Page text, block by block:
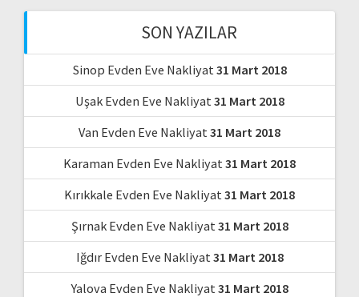
SON YAZILAR
Sinop Evden Eve Nakliyat 31 Mart 2018
Uşak Evden Eve Nakliyat 31 Mart 2018
Van Evden Eve Nakliyat 31 Mart 2018
Karaman Evden Eve Nakliyat 31 Mart 2018
Kırıkkale Evden Eve Nakliyat 31 Mart 2018
Şırnak Evden Eve Nakliyat 31 Mart 2018
Iğdır Evden Eve Nakliyat 31 Mart 2018
Yalova Evden Eve Nakliyat 31 Mart 2018